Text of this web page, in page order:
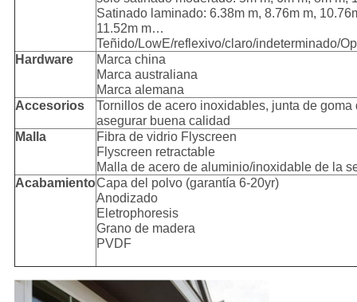
Satinado laminado: 6.38m m, 8.76m m,
11.52m m…
Teñido/LowE/reflexivo/claro/indeterminado/
Hardware
Marca china
Marca australiana
Marca alemana
Accesorios
Tornillos de acero inoxidables, junta de goma
asegurar buena calidad
Malla
Fibra de vidrio Flyscreen
Flyscreen retractable
Malla de acero de aluminio/inoxidable de la
AcabamientoCapa del polvo (garantía 6-20yr)
Anodizado
Eletrophoresis
Grano de madera
PVDF